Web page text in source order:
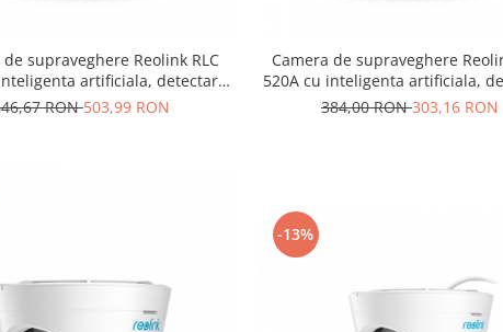
de supraveghere Reolink RLC
artificiala, detectare
Vehicul, rezolutie 8MP (4K),
RON503,99 RON
Camera de supraveghere
520A cu inteligenta artificiala,
Persoana/Vehicul, rezolutie
384,00 RON303,16 RON
-13%